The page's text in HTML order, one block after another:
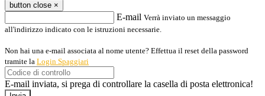
button close ×
E-mail Verrà inviato un messaggio
all'indirizzo indicato con le istruzioni necessarie.
Non hai una e-mail associata al nome utente? Effettua il reset della password
tramite la Login Spaggiari
E-mail inviata, si prega di controllare la casella di posta elettronica!